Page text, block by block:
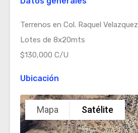
Terrenos en Col. Raquel Velazquez
Lotes de 8x20mts
$130,000 C/U
Ubicación
Mapa Satélite